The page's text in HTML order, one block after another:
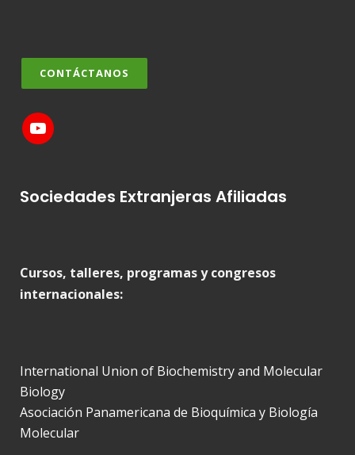
CONTÁCTANOS
Sociedades Extranjeras Afiliadas
Cursos, talleres, programas y congresos
internacionales:
International Union of Biochemistry and Molecular
Biology
Asociación Panamericana de Bioquímica y Biología
Molecular